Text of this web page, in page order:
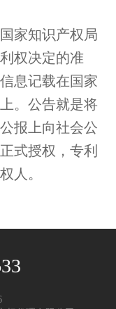
家知识产权局
权决定的准
息记载在国家
。公告就是将
报上向社会公
式授权，专利
人。